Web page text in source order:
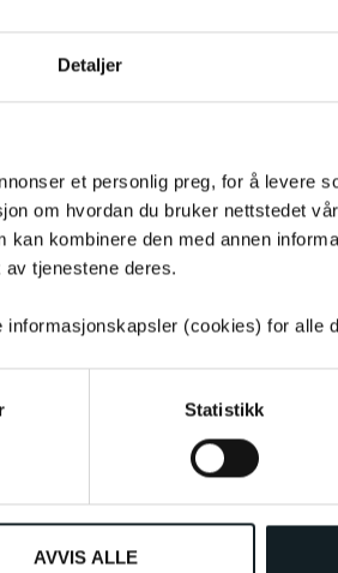
Detaljer
et personlig preg, for å levere
om hvordan du bruker nettstedet
kombinere den med annen
tjenestene deres.
(cookies) for alle
Statistikk
AVVIS ALLE
så også på